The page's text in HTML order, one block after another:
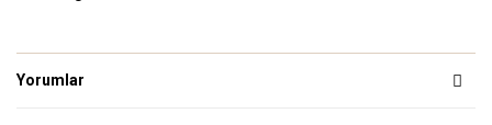
Yorumlar